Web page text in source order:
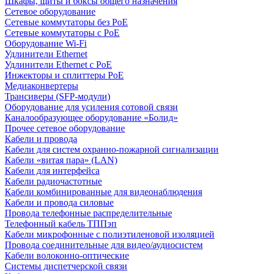
Сетевое оборудование
Сетевые коммутаторы без PoE
Сетевые коммутаторы с PoE
Оборудование Wi-Fi
Удлинители Ethernet
Удлинители Ethernet с PoE
Инжекторы и сплиттеры PoE
Медиаконвертеры
Трансиверы (SFP-модули)
Оборудование для усиления сотовой связи
Каналообразующее оборудование «Болид»
Прочее сетевое оборудование
Кабели и провода
Кабели для систем охранно-пожарной сигнализации
Кабели «витая пара» (LAN)
Кабели для интерфейса
Кабели радиочастотные
Кабели комбинированные для видеонаблюдения
Кабели и провода силовые
Провода телефонные распределительные
Телефонный кабель ТППэп
Кабели микрофонные с полиэтиленовой изоляцией
Провода соединительные для видео/аудиосистем
Кабели волоконно-оптические
Системы диспетчерской связи